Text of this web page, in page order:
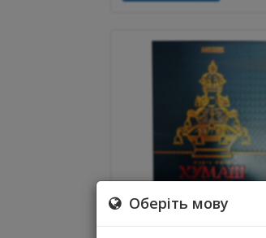
Оберіть мову
Хумаш. Книга Ваікра